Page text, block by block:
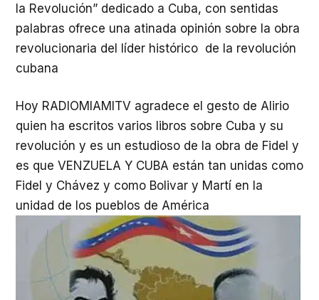
la Revolución” dedicado a Cuba, con sentidas
palabras ofrece una atinada opinión sobre la obra
revolucionaria del líder histórico de la revolución
cubana
Hoy RADIOMIAMITV agradece el gesto de Alirio
quien ha escritos varios libros sobre Cuba y su
revolución y es un estudioso de la obra de Fidel y
es que VENZUELA Y CUBA están tan unidas como
Fidel y Chávez y como Bolivar y Martí en la
unidad de los pueblos de América